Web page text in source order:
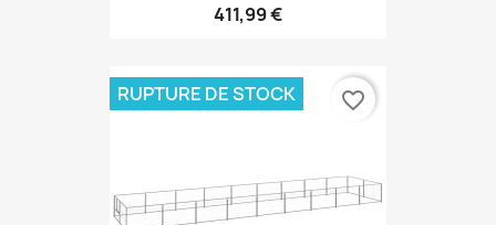
411,99 €
RUPTURE DE STOCK favorite_border